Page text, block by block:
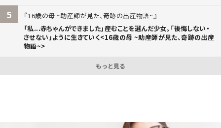
5
16歳の母 ~助産師が見た、奇跡の出産物語~
「私...赤ちゃんができました」――産むことを選んだ少女。「後悔しない・
させない」ように生きていく<16歳の母 ~助産師が見た、奇跡の出産
物語~>
もっと見る